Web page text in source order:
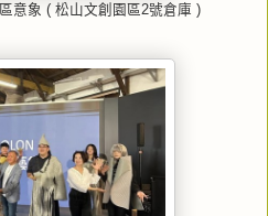
意象 ( 松山文創園區2號倉庫 )